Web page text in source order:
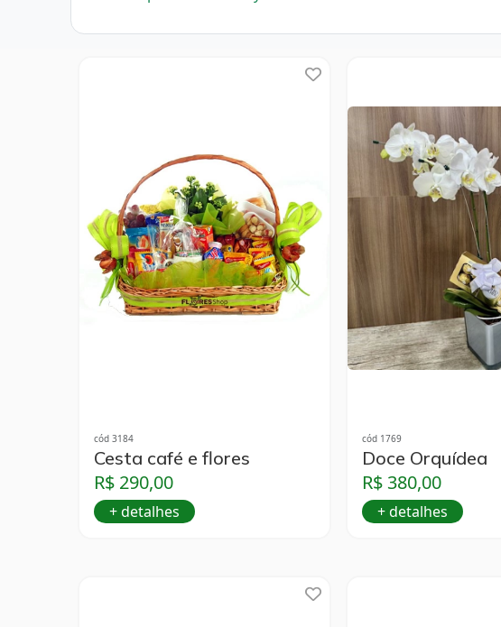
cód 3184
Cesta café e flores
R$ 290,00
+ detalhes
cód 1769
Doce Orquídea
R$ 380,00
+ detalhes